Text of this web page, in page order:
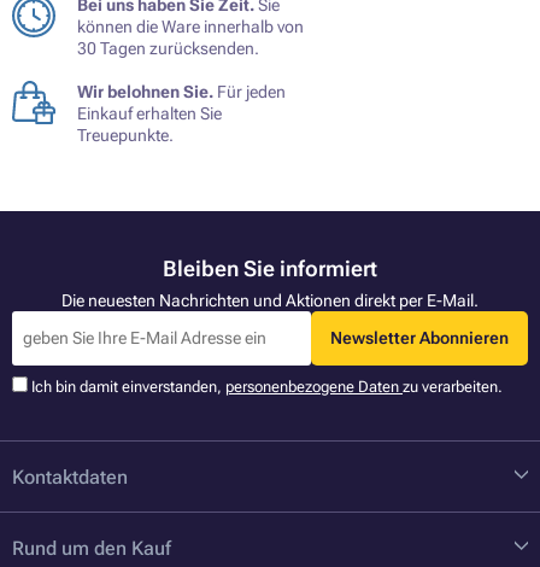
Bei uns haben Sie Zeit.Sie
können die Ware innerhalb von
30 Tagen zurücksenden.
Wir belohnen Sie. Für jeden
Einkauf erhalten Sie
Treuepunkte.
Bleiben Sie informiert
Die neuesten Nachrichten und Aktionen direkt per E-Mail.
Newsletter Abonnieren
Ich bin damit einverstanden, personenbezogene Daten zu verarbeiten.
Kontaktdaten
Rund um den Kauf